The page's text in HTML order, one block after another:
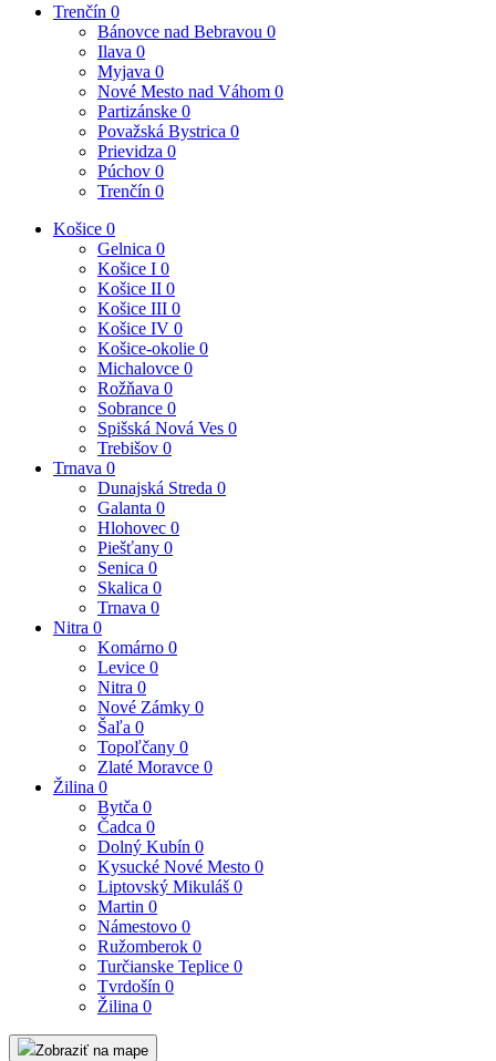
Trenčín 0
Bánovce nad Bebravou 0
Ilava 0
Myjava 0
Nové Mesto nad Váhom 0
Partizánske 0
Považská Bystrica 0
Prievidza 0
Púchov 0
Trenčín 0
Košice 0
Gelnica 0
Košice I 0
Košice II 0
Košice III 0
Košice IV 0
Košice-okolie 0
Michalovce 0
Rožňava 0
Sobrance 0
Spišská Nová Ves 0
Trebišov 0
Trnava 0
Dunajská Streda 0
Galanta 0
Hlohovec 0
Piešťany 0
Senica 0
Skalica 0
Trnava 0
Nitra 0
Komárno 0
Levice 0
Nitra 0
Nové Zámky 0
Šaľa 0
Topoľčany 0
Zlaté Moravce 0
Žilina 0
Bytča 0
Čadca 0
Dolný Kubín 0
Kysucké Nové Mesto 0
Liptovský Mikuláš 0
Martin 0
Námestovo 0
Ružomberok 0
Turčianske Teplice 0
Tvrdošín 0
Žilina 0
Zobraziť na mape